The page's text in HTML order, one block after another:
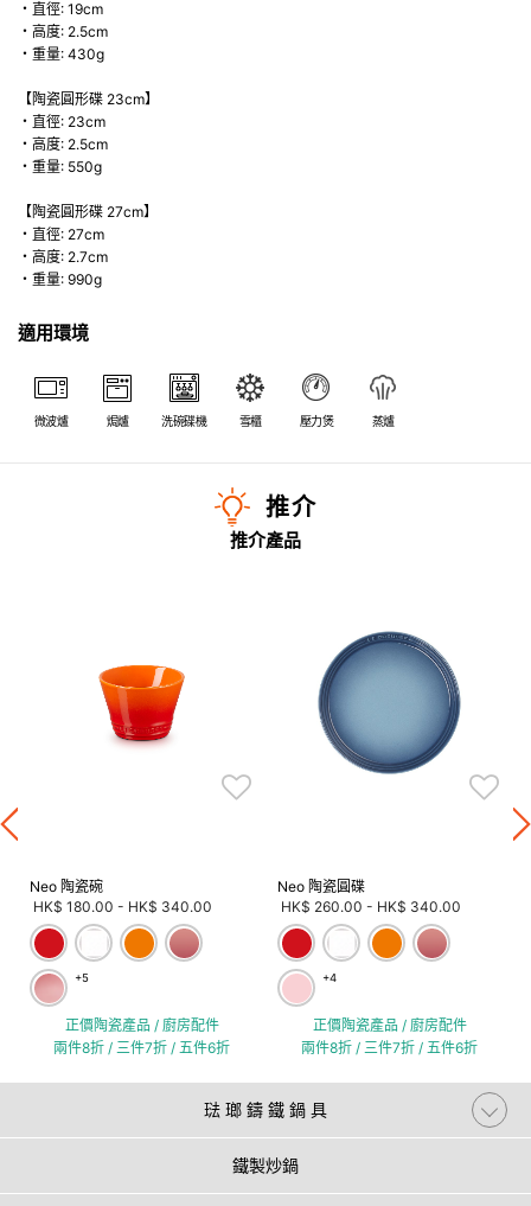
・直徑: 19cm
・高度: 2.5cm
・重量: 430g
【陶瓷圓形碟 23cm】
・直徑: 23cm
・高度: 2.5cm
・重量: 550g
【陶瓷圓形碟 27cm】
・直徑: 27cm
・高度: 2.7cm
・重量: 990g
適用環境
微波爐 焗爐 洗碗碟機 雪櫃 壓力煲 蒸爐
推介
推介產品
Neo 陶瓷碗
HK$ 180.00 - HK$ 340.00
+5
正價陶瓷產品 / 廚房配件
兩件8折 / 三件7折 / 五件6折
Neo 陶瓷圓碟
HK$ 260.00 - HK$ 340.00
+4
正價陶瓷產品 / 廚房配件
兩件8折 / 三件7折 / 五件6折
琺 瑯 鑄 鐵 鍋 具
鐵製炒鍋